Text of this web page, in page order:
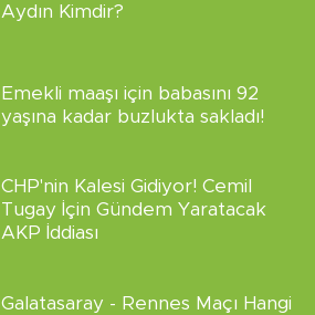
Aydın Kimdir?
Emekli maaşı için babasını 92
yaşına kadar buzlukta sakladı!
CHP'nin Kalesi Gidiyor! Cemil
Tugay İçin Gündem Yaratacak
AKP İddiası
Galatasaray - Rennes Maçı Hangi